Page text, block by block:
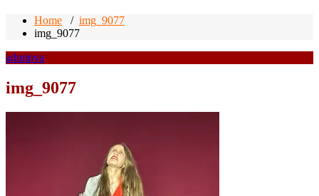
Home / img_9077
img_9077
adminva
img_9077